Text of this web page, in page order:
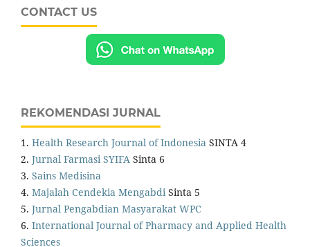
CONTACT US
REKOMENDASI JURNAL
1. Health Research Journal of Indonesia SINTA 4
2. Jurnal Farmasi SYIFA Sinta 6
3. Sains Medisina
4. Majalah Cendekia MengabdiSinta 5
5. Jurnal Pengabdian Masyarakat WPC
6. International Journal of Pharmacy and Applied Health
Sciences